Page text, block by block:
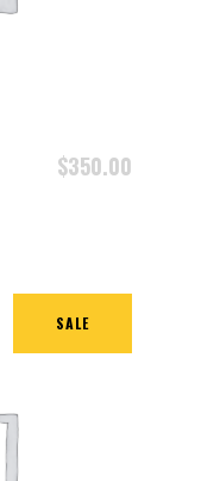
$350.00
SALE